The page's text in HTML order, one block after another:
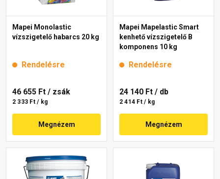
Mapei Monolastic
vízszigetelő habarcs 20 kg
Rendelésre
46 655 Ft / zsák
2 333 Ft / kg
Megnézem
Mapei Mapelastic Smart
kenhető vízszigetelő B
komponens 10 kg
Rendelésre
24 140 Ft / db
2 414 Ft / kg
Megnézem